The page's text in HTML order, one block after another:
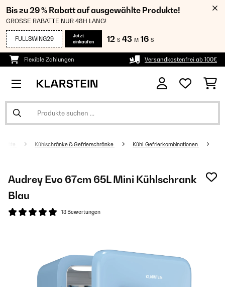
Bis zu 29 % Rabatt auf ausgewählte Produkte!
GROSSE RABATTE NUR 48H LANG!
FULLSWING29
Jetzt
einkaufen
12 S 43 M 16 S
Flexible Zahlungen Versandkostenfrei ab 100€
Kühlschränke & Gefrierschränke Kühl-Gefrierkombinationen
Audrey Evo 67cm 65L Mini Kühlschrank​
Blau
13 Bewertungen